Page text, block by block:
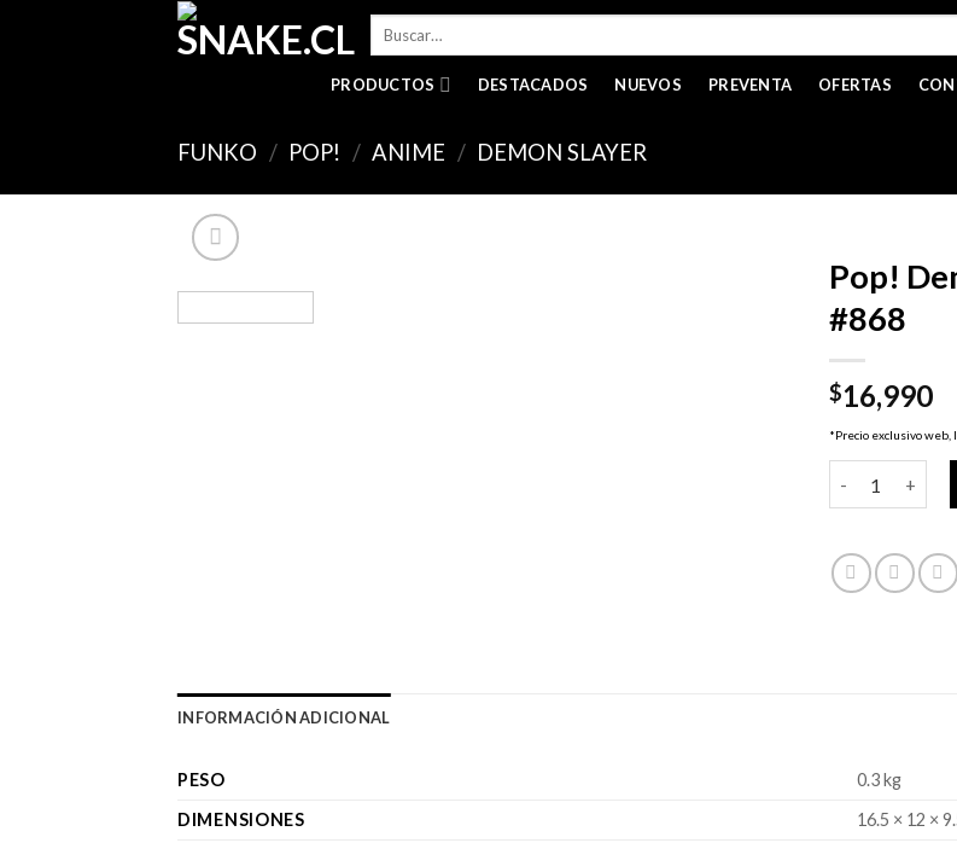
Buscar
PRODUCTOS DESTACADOS NUEVOS PREVENTA OFERTAS
FUNKO / POP! / ANIME / DEMON SLAYER
Pop!
#868
$16,990
*Precio exclusivo web,
INFORMACIÓN ADICIONAL
PESO
0.3 kg
DIMENSIONES
16.5 × 12 ×